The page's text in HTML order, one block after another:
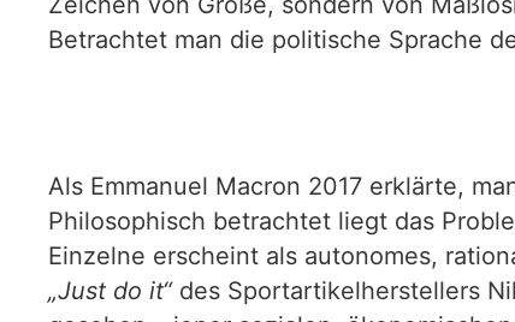
Betrachtet man die politische Sprache
Als Emmanuel Macron 2017 erklärte,
Philosophisch betrachtet liegt das
Einzelne erscheint als autonomes,
„Just do it“ des Sportartikelherstellers